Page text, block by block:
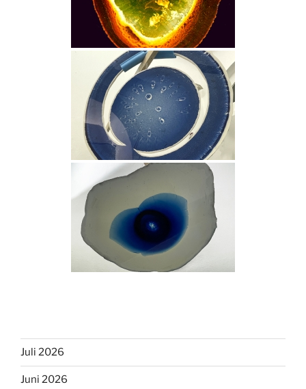
Juli 2026
Juni 2026